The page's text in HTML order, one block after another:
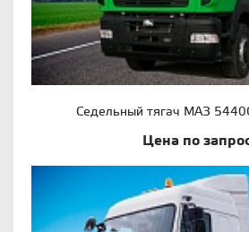
Седельный тягач МАЗ
Цена по